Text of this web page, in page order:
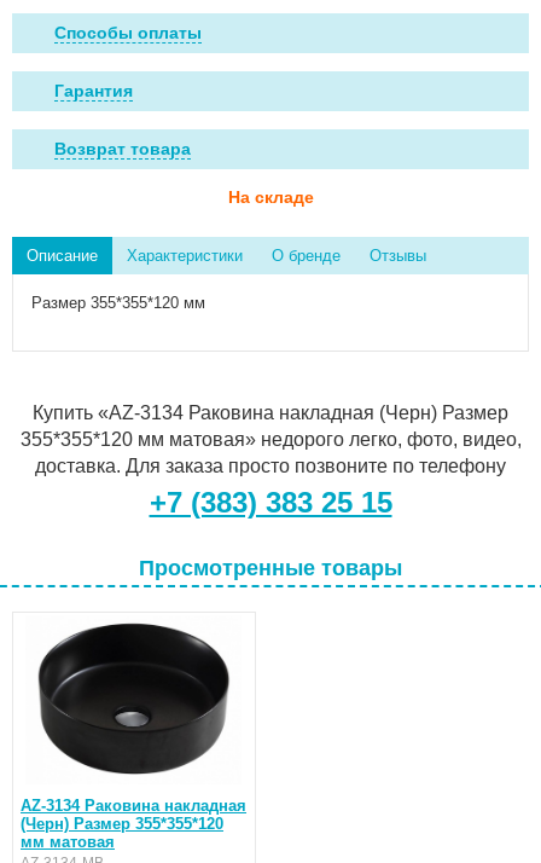
Способы оплаты
Гарантия
Возврат товара
На складе
Описание Характеристики О бренде Отзывы
Размер 355*355*120 мм
Купить «AZ-3134 Раковина накладная (Черн) Размер
355*355*120 мм матовая» недорого легко, фото, видео,
доставка. Для заказа просто позвоните по телефону
+7 (383) 383 25 15
Просмотренные товары
AZ-3134 Раковина накладная
(Черн) Размер 355*355*120
мм матовая